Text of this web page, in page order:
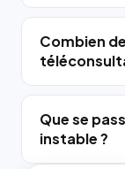
Combien
Que se
instable ?